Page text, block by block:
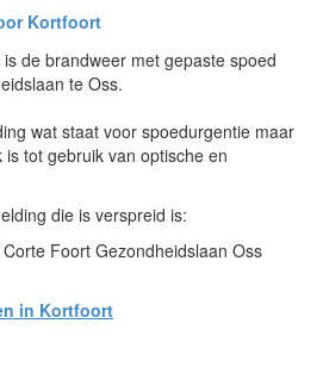
Kortfoort
de brandweer met gepaste spoed
te Oss.
wat staat voor spoedurgentie maar
tot gebruik van optische en
die is verspreid is:
Foort Gezondheidslaan Oss
in Kortfoort